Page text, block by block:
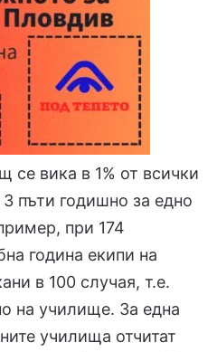
вика в 1% от всички
пъти годишно за едно
при 174
година екипи на
в 100 случая, т.е.
на училище. За една
училища отчитат